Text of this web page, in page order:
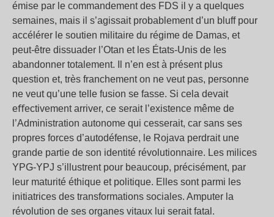
émise par le commandement des FDS il y a quelques
semaines, mais il s’agissait probablement d’un bluff pour
accélérer le soutien militaire du régime de Damas, et
peut-être dissuader l’Otan et les États-Unis de les
abandonner totalement. Il n’en est à présent plus
question et, très franchement on ne veut pas, personne
ne veut qu’une telle fusion se fasse. Si cela devait
eﬀectivement arriver, ce serait l’existence même de
l’Administration autonome qui cesserait, car sans ses
propres forces d’autodéfense, le Rojava perdrait une
grande partie de son identité révolutionnaire. Les milices
YPG-YPJ s’illustrent pour beaucoup, précisément, par
leur maturité éthique et politique. Elles sont parmi les
initiatrices des transformations sociales. Amputer la
révolution de ses organes vitaux lui serait fatal.